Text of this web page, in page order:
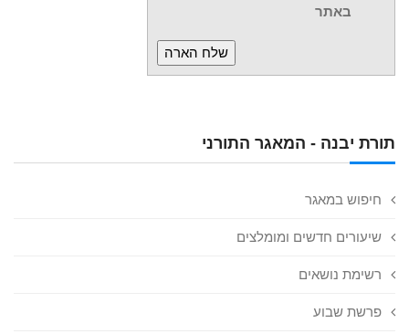
תורת יבנה - המאגר התורני
חיפוש במאגר
שיעורים חדשים ומומלצים
רשימת נושאים
פרשת שבוע
באתר